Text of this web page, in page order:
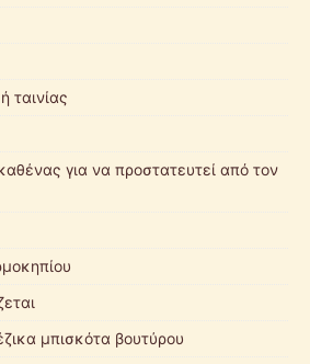
ταινίας
για να προστατευτεί από τον
μπισκότα βουτύρου